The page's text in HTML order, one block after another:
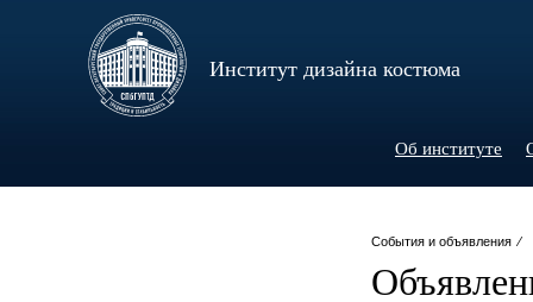
Институт дизайна костюма
Об институте
События и объявления ⁄